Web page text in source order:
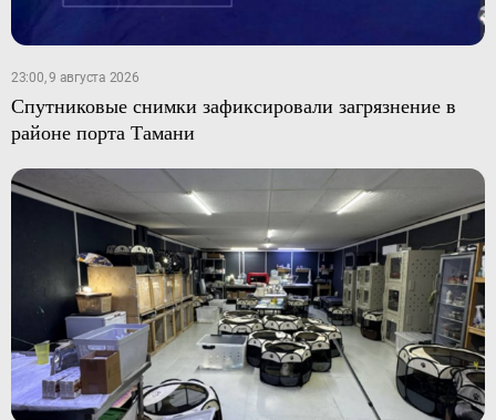
23:00, 9 августа 2026
Спутниковые снимки зафиксировали загрязнение в
районе порта Тамани